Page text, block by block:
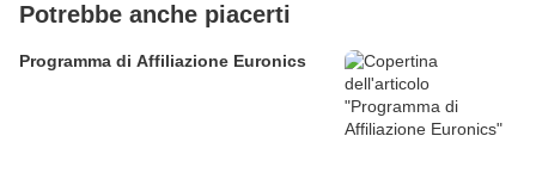
Potrebbe anche piacerti
Programma di Affiliazione Euronics